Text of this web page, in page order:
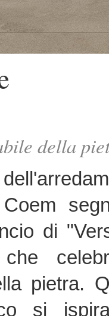
segna un
"Versatile
celebra
ispira alla
e
superfici di
il
è solo un
adatte a
una varietà
del